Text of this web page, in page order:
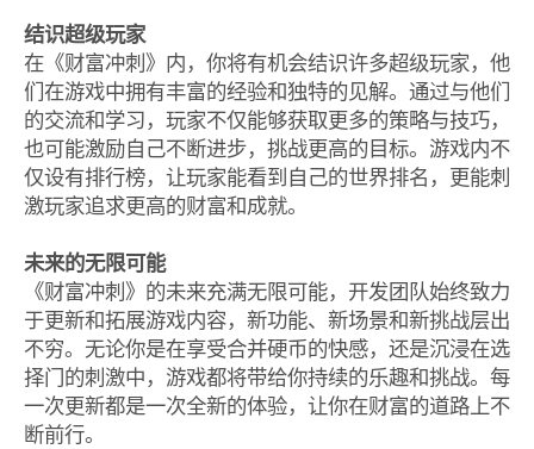
结识超级玩家
在《财富冲刺》内，你将有机会结识许多超级玩家，他
们在游戏中拥有丰富的经验和独特的见解。通过与他们
的交流和学习，玩家不仅能够获取更多的策略与技巧，
也可能激励自己不断进步，挑战更高的目标。游戏内不
仅设有排行榜，让玩家能看到自己的世界排名，更能刺
激玩家追求更高的财富和成就。
未来的无限可能
《财富冲刺》的未来充满无限可能，开发团队始终致力
于更新和拓展游戏内容，新功能、新场景和新挑战层出
不穷。无论你是在享受合并硬币的快感，还是沉浸在选
择门的刺激中，游戏都将带给你持续的乐趣和挑战。每
一次更新都是一次全新的体验，让你在财富的道路上不
断前行。